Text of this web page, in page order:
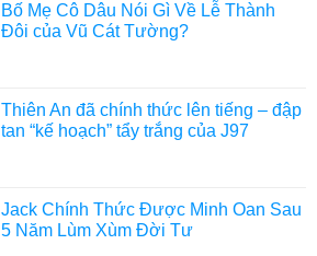
Bố Mẹ Cô Dâu Nói Gì Về Lễ Thành
Đôi của Vũ Cát Tường?
Thiên An đã chính thức lên tiếng – đập
tan “kế hoạch” tẩy trắng của J97
Jack Chính Thức Được Minh Oan Sau
5 Năm Lùm Xùm Đời Tư